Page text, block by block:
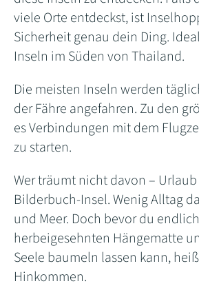
viele Orte entdeckst, ist
Sicherheit genau dein Ding.
Inseln im Süden von Thailand.
Die meisten Inseln werden
der Fähre angefahren. Zu den
es Verbindungen mit dem
zu starten.
Wer träumt nicht davon –
Bilderbuch-Insel. Wenig Alltag
und Meer. Doch bevor du
herbeigesehnten Hängematte
Seele baumeln lassen kann,
Hinkommen.